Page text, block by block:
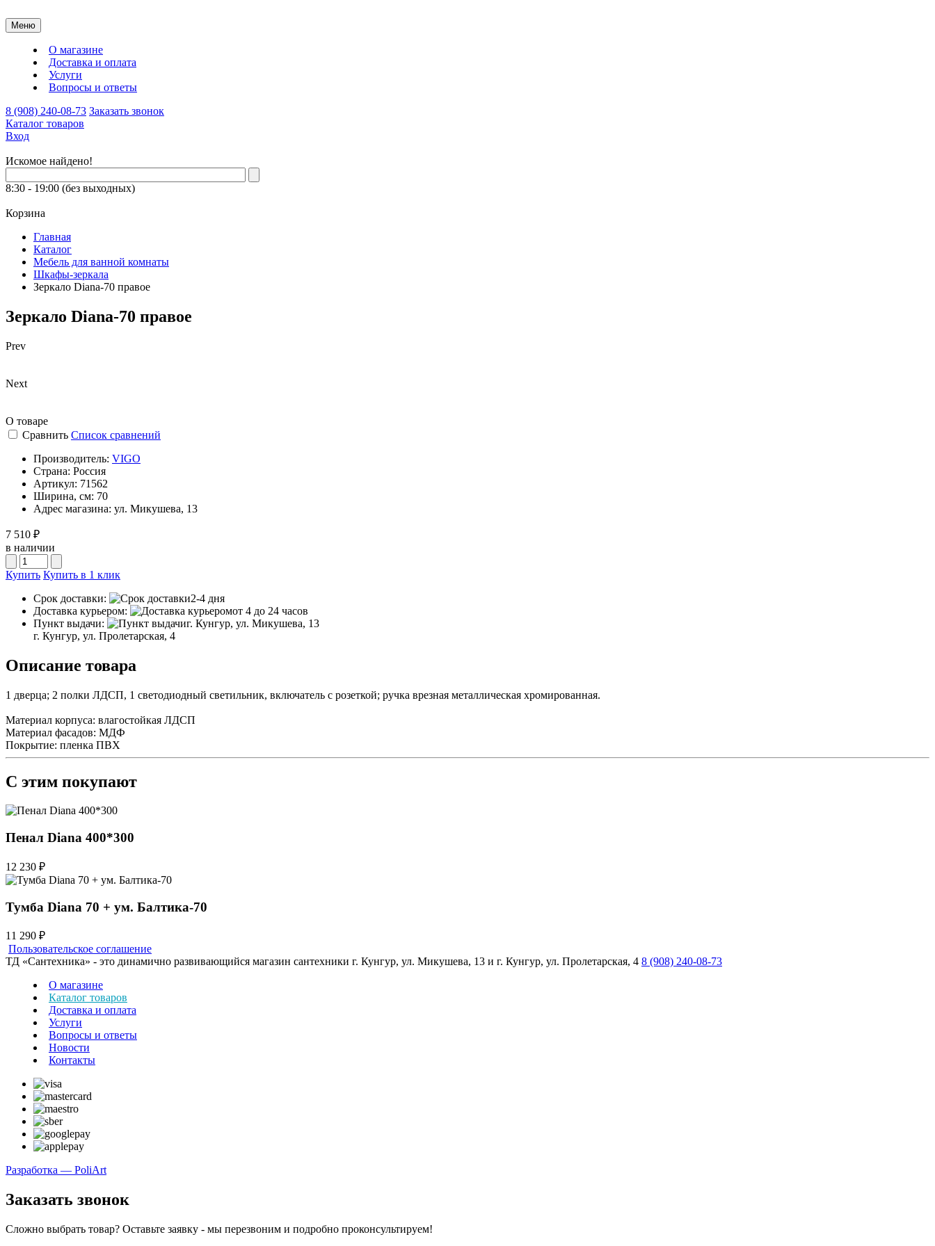
Меню
О магазине
Доставка и оплата
Услуги
Вопросы и ответы
8 (908) 240-08-73 Заказать звонок
Каталог товаров
Вход
Искомое найдено!
8:30 - 19:00 (без выходных)
Корзина
Главная
Каталог
Мебель для ванной комнаты
Шкафы-зеркала
Зеркало Diana-70 правое
Зеркало Diana-70 правое
Prev
Next
О товаре
Сравнить Список сравнений
Производитель: VIGO
Страна: Россия
Артикул: 71562
Ширина, см: 70
Адрес магазина: ул. Микушева, 13
7 510 ₽
в наличии
Купить Купить в 1 клик
Срок доставки:
2-4 дня
Доставка курьером:
от 4 до 24 часов
Пункт выдачи:
г. Кунгур, ул. Микушева, 13
г. Кунгур, ул. Пролетарская, 4
Описание товара
1 дверца; 2 полки ЛДСП, 1 светодиодный светильник, включатель с розеткой; ручка врезная металлическая хромированная.
Материал корпуса: влагостойкая ЛДСП
Материал фасадов: МДФ
Покрытие: пленка ПВХ
С этим покупают
Пенал Diana 400*300
12 230 ₽
Тумба Diana 70 + ум. Балтика-70
11 290 ₽
Пользовательское соглашение
ТД «Сантехника» - это динамично развивающийся магазин сантехники г. Кунгур, ул. Микушева, 13 и г. Кунгур, ул. Пролетарская, 4 8 (908) 240-08-73
О магазине
Каталог товаров
Доставка и оплата
Услуги
Вопросы и ответы
Новости
Контакты
Разработка — PoliArt
Заказать звонок
Сложно выбрать товар? Оставьте заявку - мы перезвоним и подробно проконсультируем!